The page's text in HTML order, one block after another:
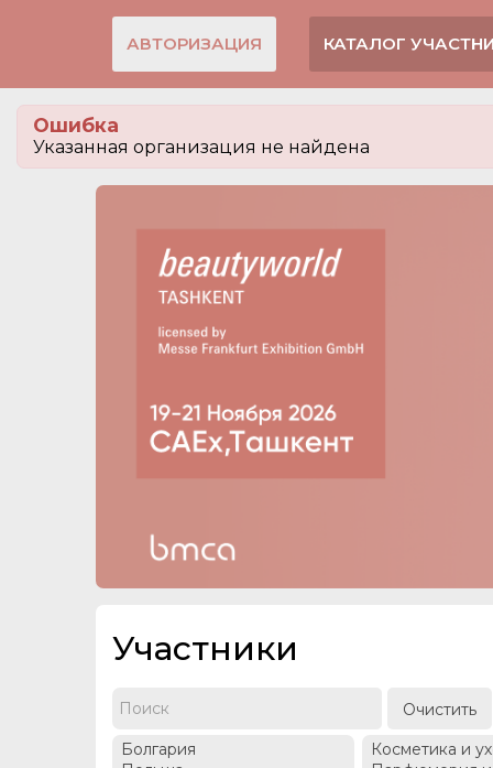
АВТОРИЗАЦИЯ КАТАЛОГ
Ошибка
Указанная организация не найдена
Участники
Очистить